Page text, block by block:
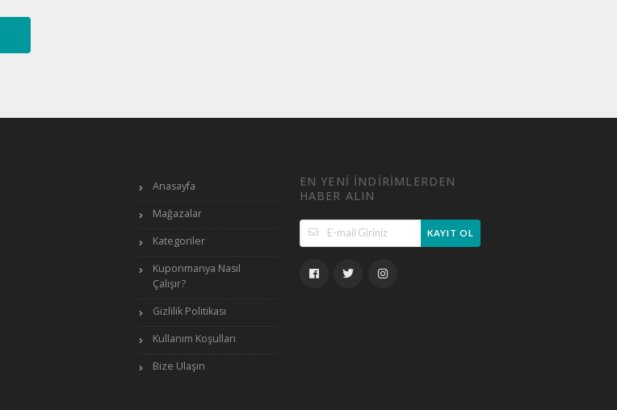
Anasayfa
Mağazalar
Kategoriler
Kuponmanya Nasıl
Çalışır?
Gizlilik Politikası
Kullanım Koşulları
Bize Ulaşın
EN YENI INDIRIMLERDEN
HABER ALIN
KAYIT OL